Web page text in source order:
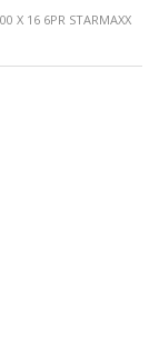
X 16 6PR STARMAXX